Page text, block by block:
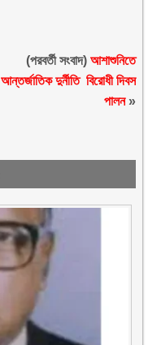
(পরবর্তী সংবাদ) আশাশুনিতে
আন্তর্জাতিক দুর্নীতি বিরোধী দিবস
পালন»